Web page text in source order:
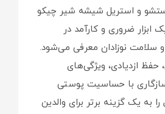
و استریل شیشه شیر چیکو
یک ابزار ضروری و کارآمد در
سلامت نوزادان معرفی می‌شود.
حفظ ازدیادی، ویژگی‌های
با حساسیت پوستی
به یک گزینه برتر برای والدین